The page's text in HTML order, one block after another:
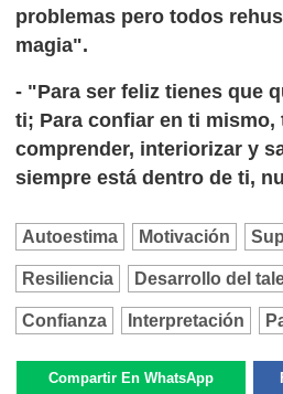
problemas pero todos
magia".
- "Para ser feliz tienes que
ti; Para confiar en ti mismo,
comprender, interiorizar y
siempre está dentro de ti,
Autoestima Motivación
Resiliencia Desarrollo del
Confianza Interpretación
Compartir En WhatsApp